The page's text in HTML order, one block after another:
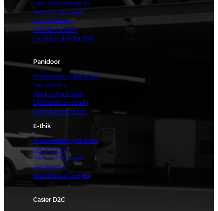
Les consommables
Bâtir votre projet
La rentabilité
Test de cuisson
Location distributeur
Panidoor
Présentation générale
Les options
Bâtir votre projet
Distributeur panini
Distributeur tacos
E-thik
Présentation générale
Les options
Bâtir votre projet
Partenariat
Distributeur burger
Casier D2C